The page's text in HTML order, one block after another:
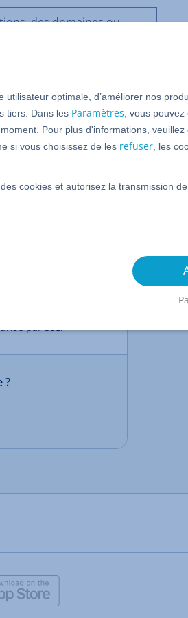
ou
de
l’aide
une communication
Internet
que vos données
leur transmission.
par SSL ou non
de cadenas devant
par SSL.
?
optimale, d’améliorer nos
tiers. Dans les Paramètres , vous
Pour plus d'informations, veuillez
si vous choisissez de les refuser , les
cookies et autorisez la transmission